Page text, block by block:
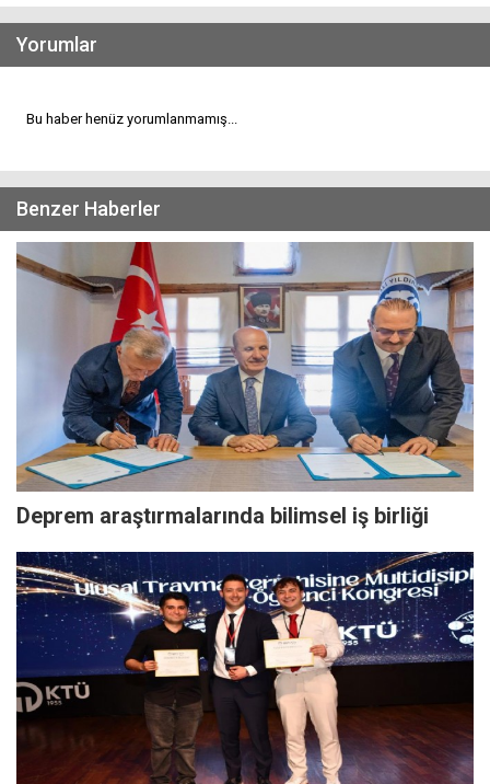
Yorumlar
Bu haber henüz yorumlanmamış...
Benzer Haberler
Deprem araştırmalarında bilimsel iş birliği